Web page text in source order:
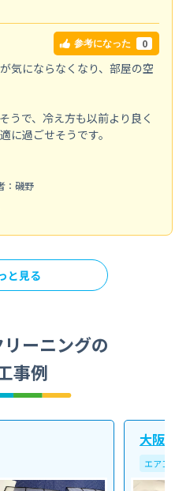
参考になった 0
気にならなくなり、部屋の空
うで、冷え方も以前より良く
に過ごせそうです。
：磯野
と見る
ーニングの
事例
大阪北
エアコン